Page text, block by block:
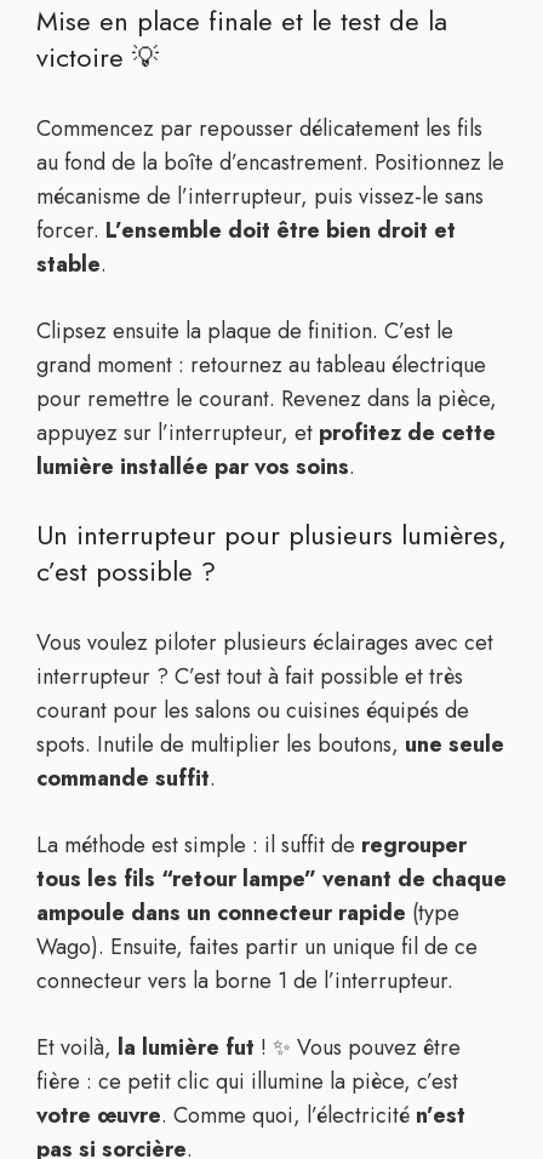
Mise en place finale et le test de la
victoire 💡
Commencez par repousser délicatement les fils
au fond de la boîte d’encastrement. Positionnez le
mécanisme de l’interrupteur, puis vissez-le sans
forcer. L’ensemble doit être bien droit et
stable.
Clipsez ensuite la plaque de finition. C’est le
grand moment : retournez au tableau électrique
pour remettre le courant. Revenez dans la pièce,
appuyez sur l’interrupteur, et profitez de cette
lumière installée par vos soins.
Un interrupteur pour plusieurs lumières,
c’est possible ?
Vous voulez piloter plusieurs éclairages avec cet
interrupteur ? C’est tout à fait possible et très
courant pour les salons ou cuisines équipés de
spots. Inutile de multiplier les boutons, une seule
commande suffit.
La méthode est simple : il suffit de regrouper
tous les fils “retour lampe” venant de chaque
ampoule dans un connecteur rapide (type
Wago). Ensuite, faites partir un unique fil de ce
connecteur vers la borne 1 de l’interrupteur.
Et voilà, la lumière fut ! ✨ Vous pouvez être
fière : ce petit clic qui illumine la pièce, c’est
votre œuvre. Comme quoi, l’électricité n’est
pas si sorcière.